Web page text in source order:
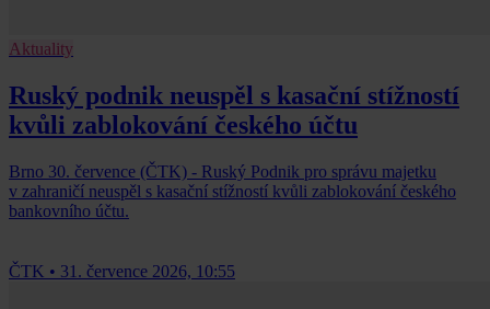
Aktuality
Ruský podnik neuspěl s kasační stížností
kvůli zablokování českého účtu
Brno 30. července (ČTK) - Ruský Podnik pro správu majetku
v zahraničí neuspěl s kasační stížností kvůli zablokování českého
bankovního účtu.
ČTK • 31. července 2026, 10:55